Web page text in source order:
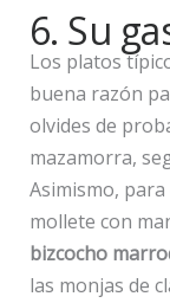
6. Su
Los platos
buena razón
olvides de
mazamorra,
Asimismo,
mollete con
bizcocho
las monjas de